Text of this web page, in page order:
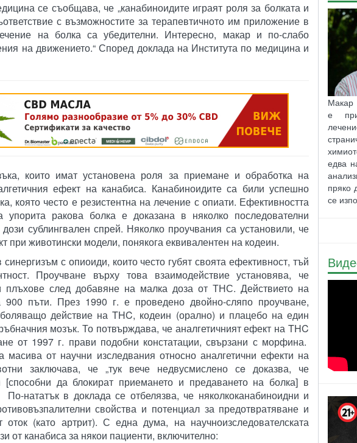
се съобщава, че „канабиноидите играят роля за болката и
с възможностите за терапевтичното им приложение в
на болка са убедителни. Интересно, макар и по-слабо
на движението.“ Според доклада на Института по медицина и
реклама
които имат установена роля за приемане и обработка на
ефект на канабиса. Канабиноидите са били успешно
която често е резистентна на лечение с опиати. Ефективността
упорита ракова болка е доказана в няколко последователни
сублингвален спрей. Няколко проучвания са установили, че
при животински модели, понякога еквивалентен на кодеин.
с опиоиди, които често губят своята ефективност, тъй
Проучване върху това взаимодействие установява, че
след добавяне на малка доза от ТНС. Действието на
пъти. През 1990 г. е проведено двойно-сляпо проучване,
действие на THC, кодеин (орално) и плацебо на един
мозък. То потвърждава, че аналгетичният ефект на THC
от 1997 г. прави подобни констатации, свързани с морфина.
от научни изследвания относно аналгетични ефекти на
заключава, че „тук вече недвусмислено сe доказва, че
[способни да блокират приемането и предаването на болка] в
нататък в доклада се отбелязва, че няколкоканабиноидни и
свойства и потенциал за предотвратяване и
(като артрит). С една дума, на научноизследователската
от канабиса за някои пациенти, включително:
Макар
е
едва
пряко
се